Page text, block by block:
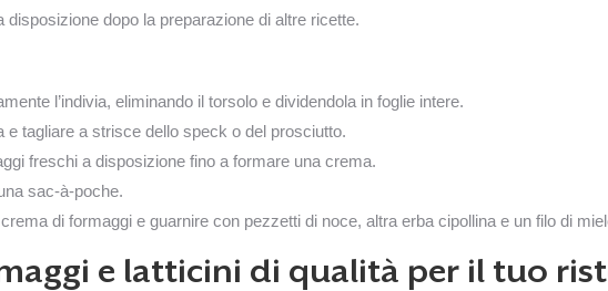
dopo la preparazione di altre ricette.
l’indivia, eliminando il torsolo e dividendola in foglie intere.
e tagliare a strisce dello speck o del prosciutto.
freschi a disposizione fino a formare una crema.
sac-à-poche.
di formaggi e guarnire con pezzetti di noce, altra erba cipollina e un filo di
e latticini di qualità per il tuo